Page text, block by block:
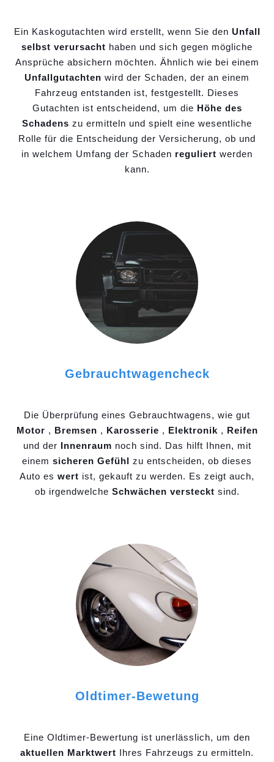
Ein Kaskogutachten wird erstellt, wenn Sie den Unfall
selbst verursacht haben und sich gegen mögliche
Ansprüche absichern möchten. Ähnlich wie bei einem
Unfallgutachten wird der Schaden, der an einem
Fahrzeug entstanden ist, festgestellt. Dieses
Gutachten ist entscheidend, um die Höhe des
Schadens zu ermitteln und spielt eine wesentliche
Rolle für die Entscheidung der Versicherung, ob und
in welchem Umfang der Schaden reguliert werden
kann.
Gebrauchtwagencheck
Die Überprüfung eines Gebrauchtwagens, wie gut
Motor , Bremsen , Karosserie , Elektronik , Reifen
und der Innenraum noch sind. Das hilft Ihnen, mit
einem sicheren Gefühl zu entscheiden, ob dieses
Auto es wert ist, gekauft zu werden. Es zeigt auch,
ob irgendwelche Schwächen versteckt sind.
Oldtimer-Bewetung
Eine Oldtimer-Bewertung ist unerlässlich, um den
aktuellen Marktwert Ihres Fahrzeugs zu ermitteln.